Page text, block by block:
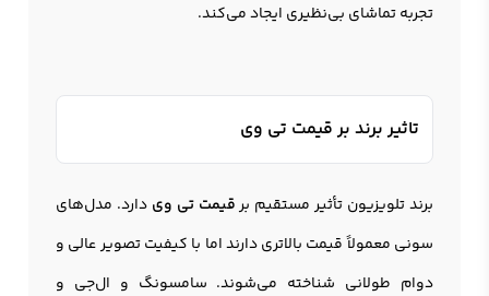
تجربه تماشای بی‌نظیری ایجاد می‌کند.
تاثیر برند بر قیمت تی وی
برند تلویزیون تأثیر مستقیم برقیمت تی وی دارد. مدل‌های
سونی معمولاً قیمت بالاتری دارند اما با کیفیت تصویر عالی و
دوام طولانی شناخته می‌شوند. سامسونگ و ال‌جی و